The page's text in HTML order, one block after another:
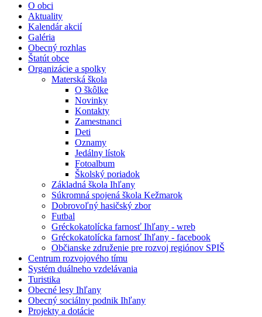
O obci
Aktuality
Kalendár akcií
Galéria
Obecný rozhlas
Štatút obce
Organizácie a spolky
Materská škola
O škôlke
Novinky
Kontakty
Zamestnanci
Deti
Oznamy
Jedálny lístok
Fotoalbum
Školský poriadok
Základná škola Ihľany
Súkromná spojená škola Kežmarok
Dobrovoľný hasičský zbor
Futbal
Gréckokatolícka farnosť Ihľany - wreb
Gréckokatolícka farnosť Ihľany - facebook
Občianske združenie pre rozvoj regiónov SPIŠ
Centrum rozvojového tímu
Systém duálneho vzdelávania
Turistika
Obecné lesy Ihľany
Obecný sociálny podnik Ihľany
Projekty a dotácie